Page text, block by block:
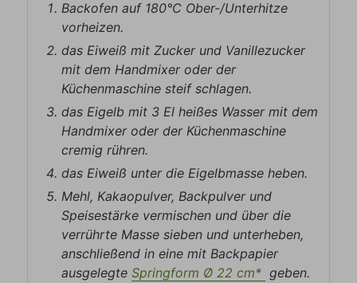
Backofen auf 180°C Ober-/Unterhitze
vorheizen.
das Eiweiß mit Zucker und Vanillezucker
mit dem Handmixer oder der
Küchenmaschine steif schlagen.
das Eigelb mit 3 El heißes Wasser mit dem
Handmixer oder der Küchenmaschine
cremig rühren.
das Eiweiß unter die Eigelbmasse heben.
Mehl, Kakaopulver, Backpulver und
Speisestärke vermischen und über die
verrührte Masse sieben und unterheben,
anschließend in eine mit Backpapier
ausgelegteSpringform Ø 22 cm* geben.